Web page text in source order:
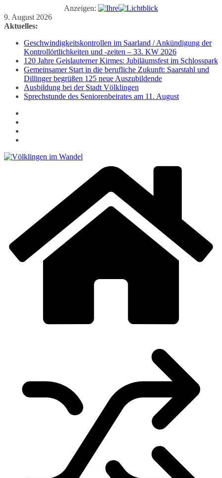
Anzeigen:
Zum
Inhalt
9. August 2026
Aktuelles:
Geschwindigkeitskontrollen im Saarland / Ankündigung der
Kontrollörtlichkeiten und -zeiten – 33. KW 2026
120 Jahre Geislauterner Kirmes: Jubiläumsfest im Schlosspark
Gemeinsamer Start in die berufliche Zukunft: Saarstahl und
Dillinger begrüßen 125 neue Auszubildende
Ausbildung bei der Stadt Völklingen
Sprechstunde des Seniorenbeirates am 11. August